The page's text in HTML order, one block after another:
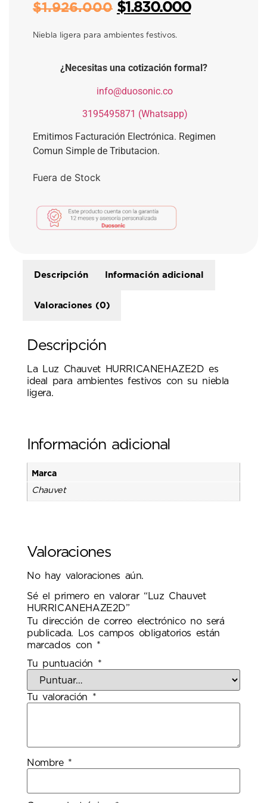
$1.926.000 $1.830.000
Niebla ligera para ambientes festivos.
¿Necesitas una cotización formal?
info@duosonic.co
3195495871 (Whatsapp)
Emitimos Facturación Electrónica. Regimen
Comun Simple de Tributacion.
Fuera de Stock
Descripción Información adicional
Valoraciones (0)
Descripción
La Luz Chauvet HURRICANEHAZE2D es
ideal para ambientes festivos con su niebla
ligera.
Información adicional
Marca
Chauvet
Valoraciones
No hay valoraciones aún.
Sé el primero en valorar “Luz Chauvet
HURRICANEHAZE2D”
Tu dirección de correo electrónico no será
publicada.
Los campos obligatorios están
marcados con *
Tu puntuación *
Tu valoración *
Nombre *